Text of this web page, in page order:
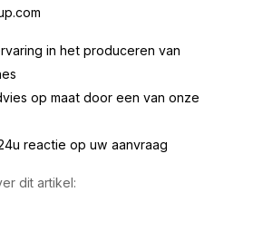
in het produceren van
op maat door een van onze
reactie op uw aanvraag
dit artikel:
machine? Neem contact op